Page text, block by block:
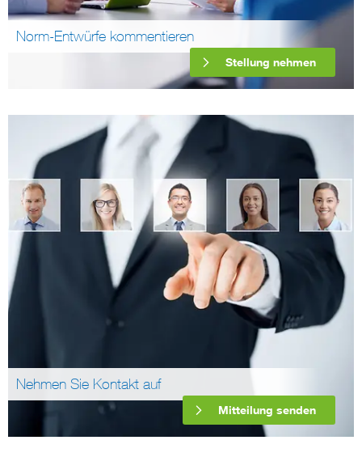
Norm-Entwürfe kommentieren
Stellung nehmen
Nehmen Sie Kontakt auf
Mitteilung senden